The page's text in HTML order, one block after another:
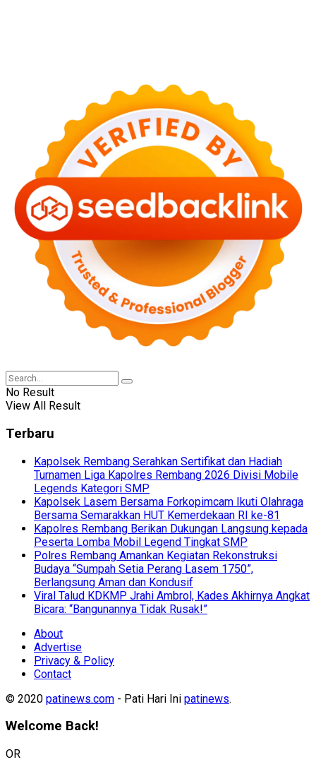
No Result
View All Result
Terbaru
Kapolsek Rembang Serahkan Sertifikat dan Hadiah
Turnamen Liga Kapolres Rembang 2026 Divisi Mobile
Legends Kategori SMP
Kapolsek Lasem Bersama Forkopimcam Ikuti Olahraga
Bersama Semarakkan HUT Kemerdekaan RI ke-81
Kapolres Rembang Berikan Dukungan Langsung kepada
Peserta Lomba Mobil Legend Tingkat SMP
Polres Rembang Amankan Kegiatan Rekonstruksi
Budaya “Sumpah Setia Perang Lasem 1750”,
Berlangsung Aman dan Kondusif
Viral Talud KDKMP Jrahi Ambrol, Kades Akhirnya Angkat
Bicara: “Bangunannya Tidak Rusak!”
About
Advertise
Privacy & Policy
Contact
© 2020 patinews.com - Pati Hari Ini patinews.
Welcome Back!
OR